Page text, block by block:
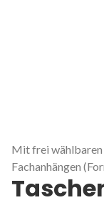
Mit frei wählbaren
Fachanhängen